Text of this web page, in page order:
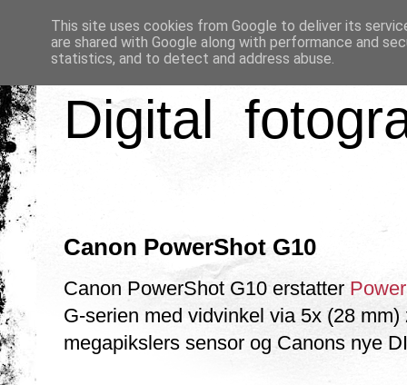
Digital
Canon PowerShot G10
Canon PowerShot G10 erstatter
G-serien med vidvinkel via 5x (28
megapikslers sensor og Canons nye
This site uses cookies from Google to deliver its
are shared with Google along with performance and
statistics, and to detect and address abuse.